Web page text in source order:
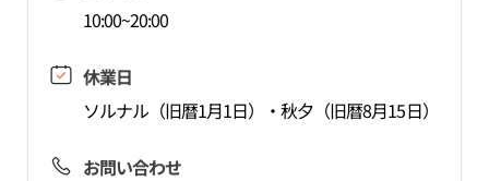
10:00~20:00
休業日
ソルナル（旧暦1月1日）・秋夕（旧暦8月15日）
お問い合わせ